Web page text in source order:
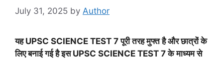
July 31, 2025 by Author
यहUPSC SCIENCE TEST 7पूरी तरह मुफ्त है और छात्रों के
लिए बनाई गई है इसUPSC SCIENCE TEST 7के माध्यम से